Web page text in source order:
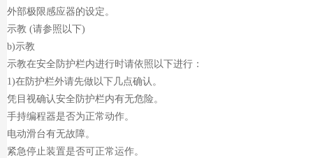
外部极限感应器的设定。
示教 (请参照以下)
b)示教
示教在安全防护栏内进行时请依照以下进行：
1)在防护栏外请先做以下几点确认。
凭目视确认安全防护栏内有无危险。
手持编程器是否为正常动作。
电动滑台有无故障。
紧急停止装置是否可正常运作。